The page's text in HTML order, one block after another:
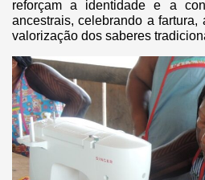
reforçam a identidade e a
ancestrais, celebrando a
valorização dos saberes